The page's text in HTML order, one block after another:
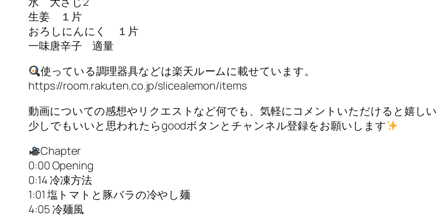
生姜 １片
おろしにんにく １片
一味唐辛子 適量
使っている調理器具などは楽天ルームに載せています。
https://room.rakuten.co.jp/slicealemon/items
動画についての感想やリクエストなど何でも、気軽にコメントいただけると嬉し
少しでもいいと思われたらgoodボタンとチャンネル登録をお願いします
Chapter
0:00 Opening
0:14 冷凍方法
1:01 塩トマトと豚バラの冷やし麺
4:05 冷麺風